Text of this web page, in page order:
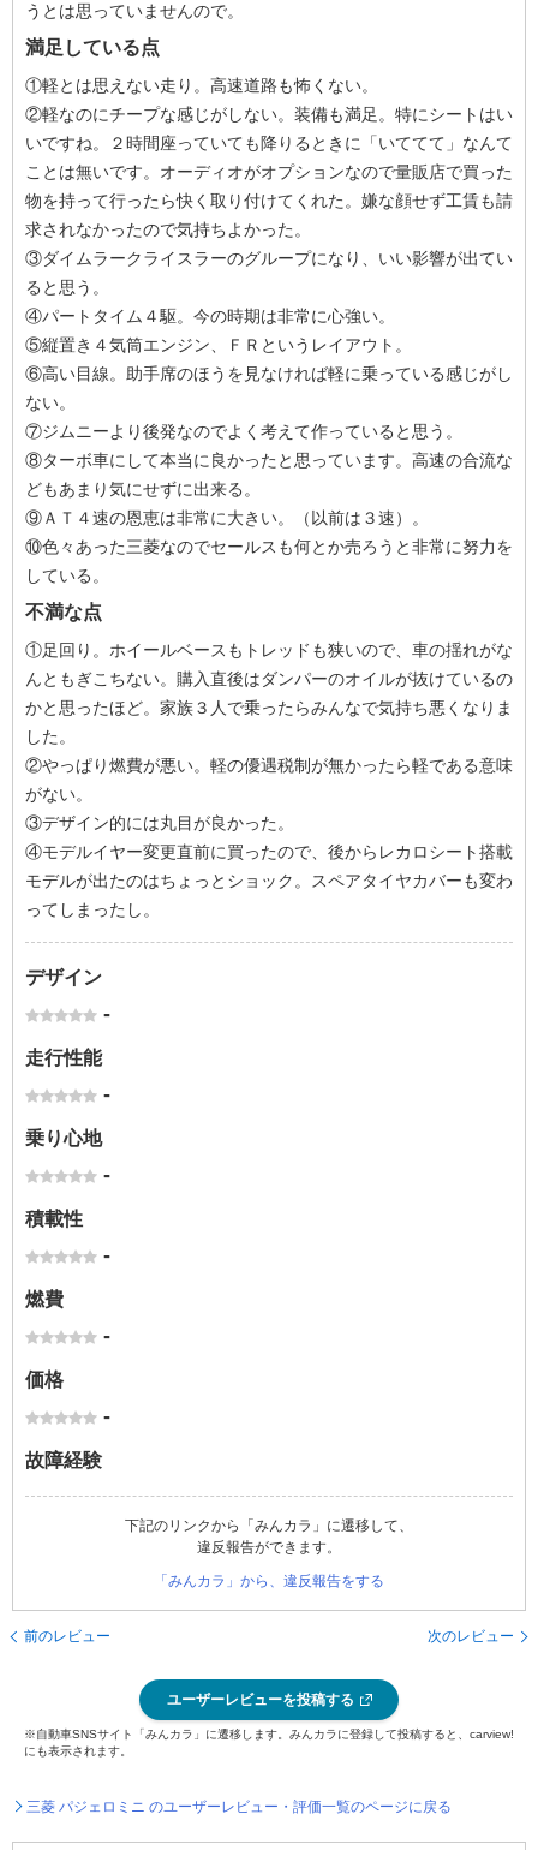
うとは思っていませんので。
満足している点
①軽とは思えない走り。高速道路も怖くない。
②軽なのにチープな感じがしない。装備も満足。特にシートはい
いですね。２時間座っていても降りるときに「いててて」なんて
ことは無いです。オーディオがオプションなので量販店で買った
物を持って行ったら快く取り付けてくれた。嫌な顔せず工賃も請
求されなかったので気持ちよかった。
③ダイムラークライスラーのグループになり、いい影響が出てい
ると思う。
④パートタイム４駆。今の時期は非常に心強い。
⑤縦置き４気筒エンジン、ＦＲというレイアウト。
⑥高い目線。助手席のほうを見なければ軽に乗っている感じがし
ない。
⑦ジムニーより後発なのでよく考えて作っていると思う。
⑧ターボ車にして本当に良かったと思っています。高速の合流な
どもあまり気にせずに出来る。
⑨ＡＴ４速の恩恵は非常に大きい。（以前は３速）。
⑩色々あった三菱なのでセールスも何とか売ろうと非常に努力を
している。
不満な点
①足回り。ホイールベースもトレッドも狭いので、車の揺れがな
んともぎこちない。購入直後はダンパーのオイルが抜けているの
かと思ったほど。家族３人で乗ったらみんなで気持ち悪くなりま
した。
②やっぱり燃費が悪い。軽の優遇税制が無かったら軽である意味
がない。
③デザイン的には丸目が良かった。
④モデルイヤー変更直前に買ったので、後からレカロシート搭載
モデルが出たのはちょっとショック。スペアタイヤカバーも変わ
ってしまったし。
デザイン
-
走行性能
-
乗り心地
-
積載性
-
燃費
-
価格
-
故障経験
下記のリンクから「みんカラ」に遷移して、
違反報告ができます。
「みんカラ」から、違反報告をする
前のレビュー 次のレビュー
ユーザーレビューを投稿する
※自動車SNSサイト「みんカラ」に遷移します。みんカラに登録して投稿すると、carview!
にも表示されます。
三菱 パジェロミニ のユーザーレビュー・評価一覧のページに戻る